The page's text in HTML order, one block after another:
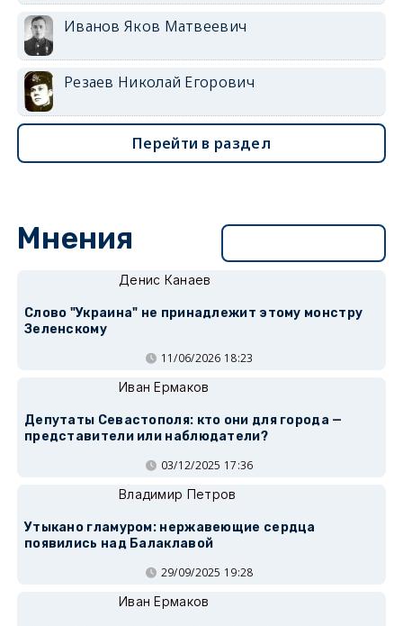
Иванов Яков Матвеевич
Резаев Николай Егорович
Перейти в раздел
Мнения
Денис Канаев
Слово "Украина" не принадлежит этому монстру
Зеленскому
11/06/2026 18:23
Иван Ермаков
Депутаты Севастополя: кто они для города —
представители или наблюдатели?
03/12/2025 17:36
Владимир Петров
Утыкано гламуром: нержавеющие сердца
появились над Балаклавой
29/09/2025 19:28
Иван Ермаков